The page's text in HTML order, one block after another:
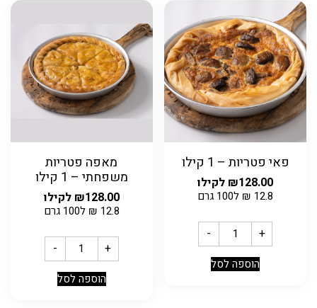
פאי פטריות – 1 קילו
₪128.00 לקילו
12.8
₪ ל100 גרם
- +
הוספה לסל
מאפה פטריות
משפחתי – 1 קילו
₪128.00 לקילו
12.8
₪ ל100 גרם
- +
הוספה לסל